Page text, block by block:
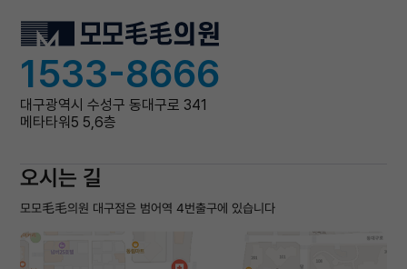
1533-8666
대구광역시 수성구 동대구로 341
메타타워5 5,6층
오시는 길
모모毛毛의원 대구점은 범어역 4번출구에 있습니다